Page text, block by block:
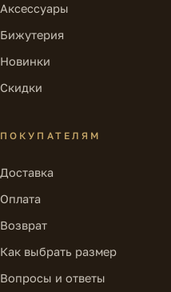
Аксессуары
Бижутерия
Новинки
Скидки
ПОКУПАТЕЛЯМ
Доставка
Оплата
Возврат
Как выбрать размер
Вопросы и ответы